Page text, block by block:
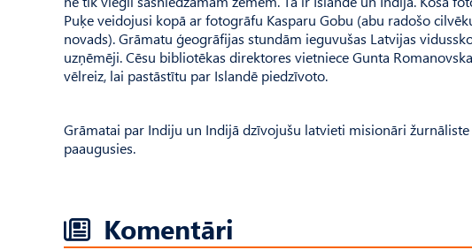
Puķe veidojusi kopā ar fotogrāfu Kasparu Gobu (abu radošo
novads). Grāmatu ģeogrāfijas stundām ieguvušas Latvijas
uzņēmēji. Cēsu bibliotēkas direktores vietniece Gunta
vēlreiz, lai pastāstītu par Islandē piedzīvoto.
Grāmatai par Indiju un Indijā dzīvojušu latvieti misionāri
paaugusies.
Komentāri